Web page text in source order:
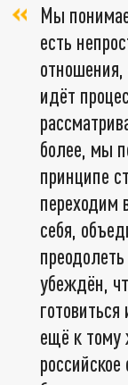
Мы
есть
идёт
более, мы
принципе
переходим
себя,
убеждён,
ещё к тому